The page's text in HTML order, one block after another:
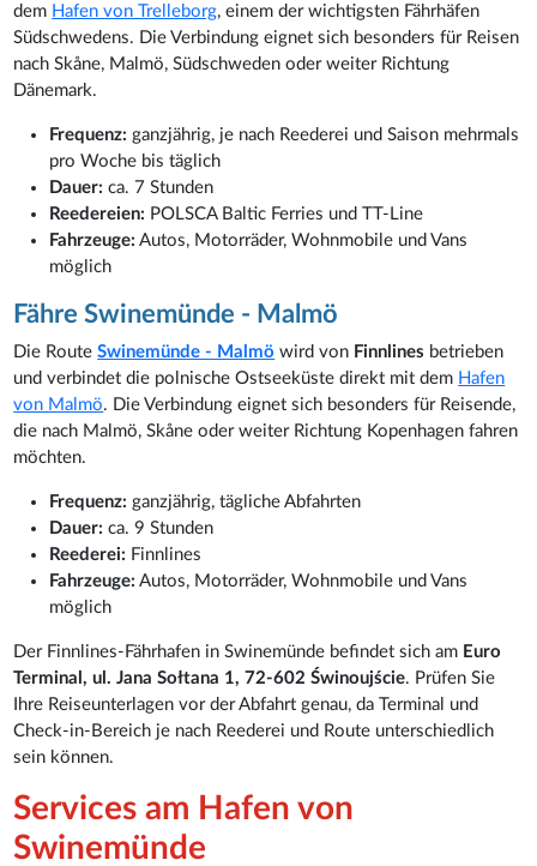
dem Hafen von Trelleborg, einem der wichtigsten Fährhäfen
Südschwedens. Die Verbindung eignet sich besonders für Reisen
nach Skåne, Malmö, Südschweden oder weiter Richtung
Dänemark.
Frequenz: ganzjährig, je nach Reederei und Saison mehrmals
pro Woche bis täglich
Dauer: ca. 7 Stunden
Reedereien: POLSCA Baltic Ferries und TT-Line
Fahrzeuge: Autos, Motorräder, Wohnmobile und Vans
möglich
Fähre Swinemünde - Malmö
Die RouteSwinemünde - Malmö wird von Finnlines betrieben
und verbindet die polnische Ostseeküste direkt mit dem Hafen
von Malmö. Die Verbindung eignet sich besonders für Reisende,
die nach Malmö, Skåne oder weiter Richtung Kopenhagen fahren
möchten.
Frequenz: ganzjährig, tägliche Abfahrten
Dauer: ca. 9 Stunden
Reederei: Finnlines
Fahrzeuge: Autos, Motorräder, Wohnmobile und Vans
möglich
Der Finnlines-Fährhafen in Swinemünde befindet sich am Euro
Terminal, ul. Jana Sołtana 1, 72-602 Świnoujście. Prüfen Sie
Ihre Reiseunterlagen vor der Abfahrt genau, da Terminal und
Check-in-Bereich je nach Reederei und Route unterschiedlich
sein können.
Services am Hafen von
Swinemünde